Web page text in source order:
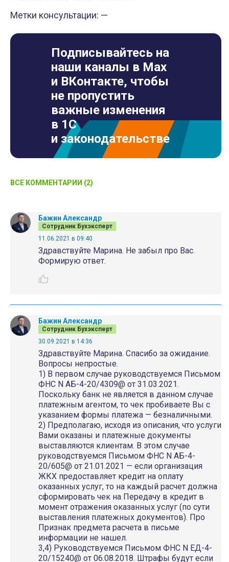
Метки консультации: —
Подписывайтесь на
наши каналы в Max
и ВКонтакте, чтобы
не пропустить
важные изменения
в 1С
и законодательстве
ВСЕ КОММЕНТАРИИ (2)
Бажин Александр
Сотрудник Бухэксперт
11.06.2021 в 09:40
Здравствуйте Марина. Не забыл про Вас.
Формирую ответ.
Бажин Александр
Сотрудник Бухэксперт
30.09.2021 в 14:36
Здравствуйте Марина. Спасибо за ожидание.
Вопросы непростые.
1) В первом случае руководствуемся Письмом
ФНС N АБ-4-20/4309@ от 31.03.2021.
Поскольку банк не является в данном случае
платежным агентом, то чек пробиваете Вы с
указанием формы платежа — безналичными.
2) Предполагаю, исходя из описания, что услуги
Вами оказаны и платежные документы
выставляются клиентам. В этом случае
руководствуемся Письмом ФНС N АБ-4-
20/605@ от 21.01.2021 — если организация
ЖКХ предоставляет кредит на оплату
оказанных услуг, то на каждый расчет должна
сформировать чек на Передачу в кредит в
момент отражения оказанных услуг (по сути
выставления платежных документов). Про
Признак предмета расчета в письме
информации не нашел.
3,4) Руководствуемся Письмом ФНС N ЕД-4-
20/15240@ от 06.08.2018. Штрафы будут если